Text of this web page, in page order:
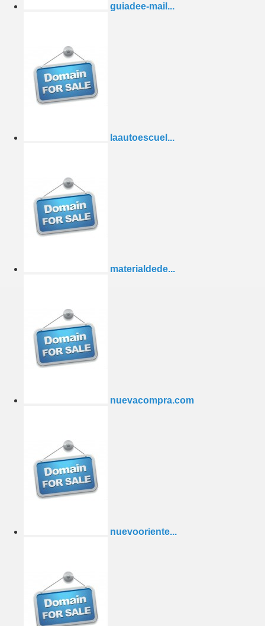
guiadee-mail...
laautoescuel...
materialdede...
nuevacompra.com
nuevooriente...